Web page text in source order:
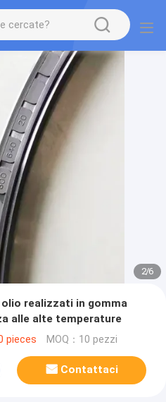
2/6
realizzati in gomma
alle alte temperature
pieces MOQ：10 pezzi
Contattaci